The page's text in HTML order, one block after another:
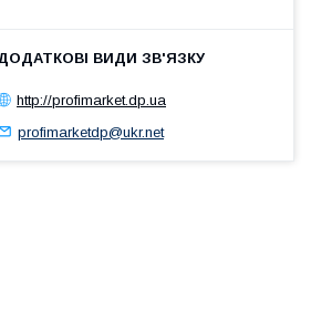
http://profimarket.dp.ua
profimarketdp@ukr.net